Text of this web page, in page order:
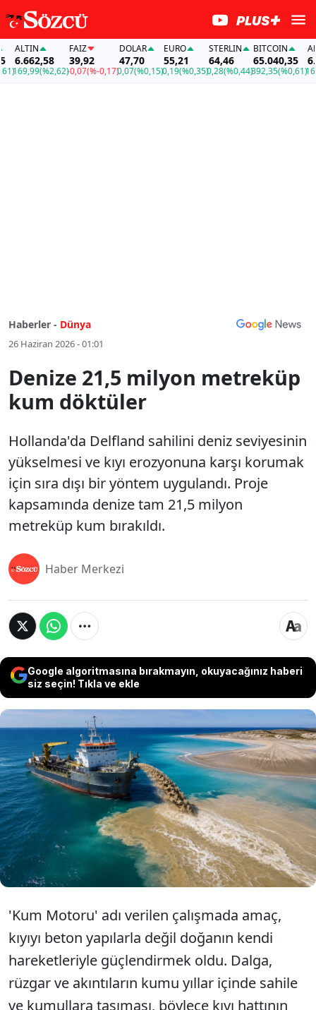
ALTIN
6.662,58
169,99(%2,62)
FAİZ
39,92
-0,07(%-0,17)
DOLAR
47,70
0,07(%0,15)
EURO
55,21
0,19(%0,35)
STERLIN
64,46
0,28(%0,44)
BITCOIN
65.040,35
392,35(%0,61)
Haberler - Dünya
26 Haziran 2026 - 01:01
Denize 21,5 milyon metreküp
kum döktüler
Hollanda'da Delfland sahilini deniz seviyesinin
yükselmesi ve kıyı erozyonuna karşı korumak
için sıra dışı bir yöntem uygulandı. Proje
kapsamında denize tam 21,5 milyon
metreküp kum bırakıldı.
Haber Merkezi
Google algoritmasına bırakmayın, okuyacağınız haberi
siz seçin! Tıkla ve ekle
Hollanda'da Delfland sahilini deniz
seviyesinin yükselmesi ve kıyı erozyonuna
karşı korumak için sıra dışı bir yöntem
uygulandı. Proje kapsamında denize tam
21,5 milyon metreküp kum bırakıldı.
'Kum Motoru' adı verilen çalışmada amaç,
kıyıyı beton yapılarla değil doğanın kendi
hareketleriyle güçlendirmek oldu. Dalga,
rüzgar ve akıntıların kumu yıllar içinde sahile
ve kumullara taşıması, böylece kıyı hattının